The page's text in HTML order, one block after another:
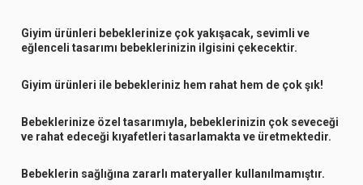
Giyim ürünleri bebeklerinize çok yakışacak, sevimli ve
eğlenceli tasarımı bebeklerinizin ilgisini çekecektir.
Giyim ürünleri ile bebekleriniz hem rahat hem de çok şık!
Bebeklerinize özel tasarımıyla, bebeklerinizin çok seveceği
ve rahat edeceği kıyafetleri tasarlamakta ve üretmektedir.
Bebeklerin sağlığına zararlı materyaller kullanılmamıştır.